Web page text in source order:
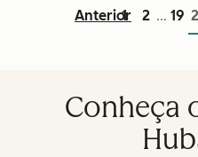
Anterior
1 2 ... 19
Conheça